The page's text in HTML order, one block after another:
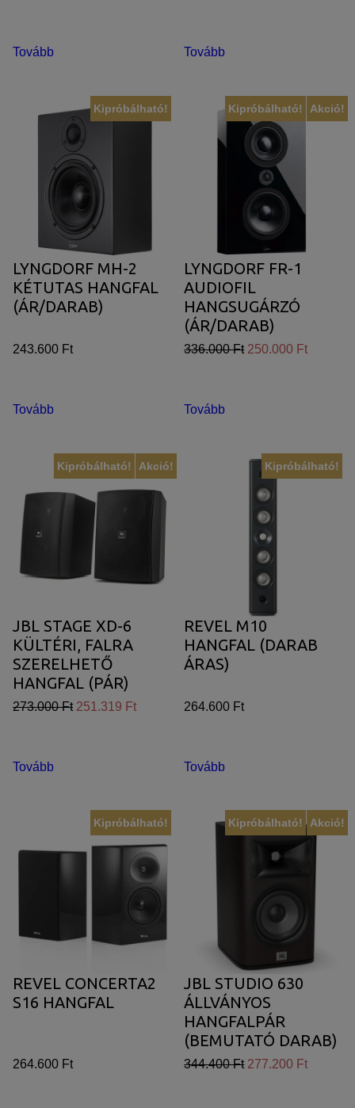
Tovább Tovább
Kipróbálható!
LYNGDORF MH-2
KÉTUTAS HANGFAL
(ÁR/DARAB)
243.600 Ft
Tovább
Akció!
Kipróbálható!
LYNGDORF FR-1
AUDIOFIL
HANGSUGÁRZÓ
(ÁR/DARAB)
336.000 Ft 250.000 Ft
Tovább
Akció!
Kipróbálható!
JBL STAGE XD-6
KÜLTÉRI, FALRA
SZERELHETŐ
HANGFAL (PÁR)
273.000 Ft 251.319 Ft
Tovább
Kipróbálható!
REVEL M10
HANGFAL (DARAB
ÁRAS)
264.600 Ft
Tovább
Kipróbálható!
REVEL CONCERTA2
S16 HANGFAL
264.600 Ft
Akció!
Kipróbálható!
JBL STUDIO 630
ÁLLVÁNYOS
HANGFALPÁR
(BEMUTATÓ DARAB)
344.400 Ft 277.200 Ft